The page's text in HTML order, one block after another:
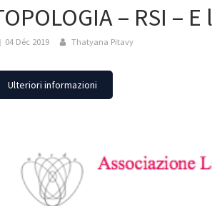
– RSI –
04 Déc 2019 Thatyana Pitavy
Ulteriori informazioni